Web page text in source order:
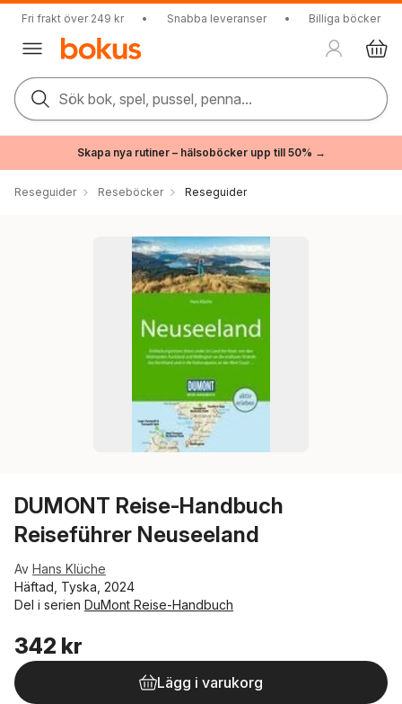
Fri frakt över 249 kr • Snabba leveranser • Billiga böcker
Sök bok, spel, pussel, penna...
Skapa nya rutiner – hälsoböcker upp till 50% →
Reseguider Reseböcker Reseguider
DUMONT Reise-Handbuch
Reiseführer Neuseeland
Av Hans Klüche
Häftad, Tyska, 2024
Del i serien DuMont Reise-Handbuch
342 kr
Lägg i varukorg